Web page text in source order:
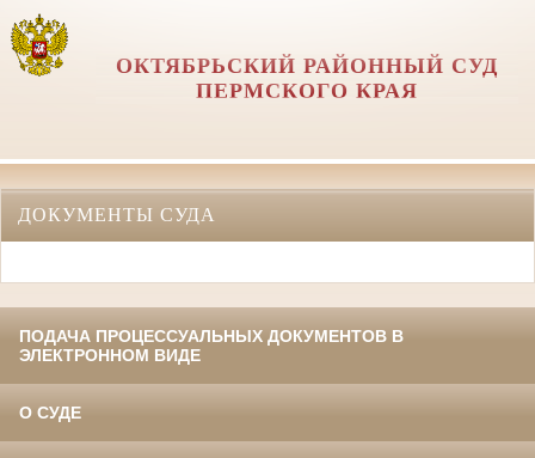
ОКТЯБРЬСКИЙ РАЙОННЫЙ СУД
ПЕРМСКОГО КРАЯ
ДОКУМЕНТЫ СУДА
ПОДАЧА ПРОЦЕССУАЛЬНЫХ ДОКУМЕНТОВ В
ЭЛЕКТРОННОМ ВИДЕ
О СУДЕ